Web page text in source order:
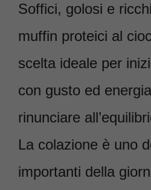
Soffici, golosi e
muffin proteici al
scelta ideale per
con gusto ed
rinunciare
La colazione è uno
importanti della